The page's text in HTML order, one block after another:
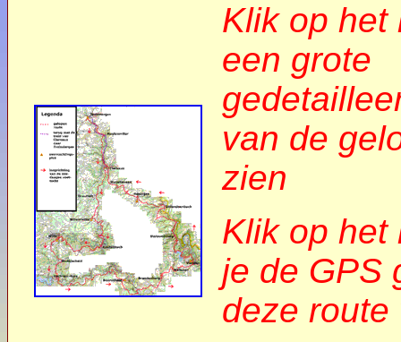
Klik op het
een grote
van de
zien
Klik op het
je de GPS
deze route